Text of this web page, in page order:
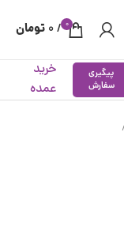
0
/
0 تومان
پیگیری
سفارش
خرید
عمده